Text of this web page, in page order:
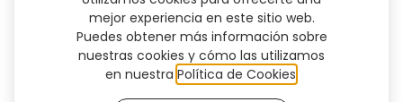
mejor experiencia en este sitio web.
Puedes obtener más información sobre
nuestras cookies y cómo las utilizamos
en nuestra Política de Cookies